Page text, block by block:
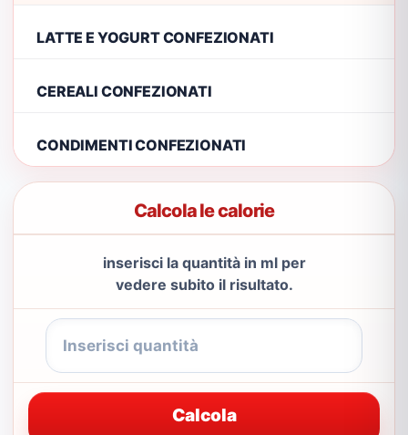
LATTE E YOGURT CONFEZIONATI
CEREALI CONFEZIONATI
CONDIMENTI CONFEZIONATI
Calcola le calorie
inserisci la quantità in ml per
vedere subito il risultato.
Calcola